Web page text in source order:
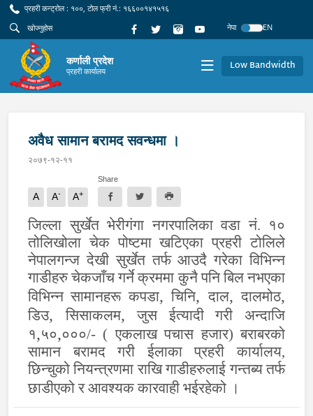
प्रहरी कन्ट्रोल : १००, टोल फ्री नं.: १६६००१४१५१६
नेपा
EN
कर्णाली प्रदेश
प्रहरी कार्यालय Low Bandwidth
अवैध सामान बरामद सवन्धमा ।
२०७९-१२-११
A A- A+
Share
जिल्ला सुर्खेत भेरीगंगा नगरपालिका वडा नं. १०
तोलिखोला चेक पोष्टमा खटिएका प्रहरी टोलिले
नेपालगन्ज देखी सुर्खेत तर्फ आउदै गरेका विभिन्न
गाडीहरु चेकजाँच गर्ने क्रममा कुनै पनि बिल नभएका
विभिन्न सामानहरू कपडा,चिनि,दाल,दालमोठ,
डिउ,सिसाकलम,जुस ईत्यादी गरी अन्दाजि
१,५०,०००/- ( एकलाख पचास हजार) बराबरको
सामान बरामद गरी ईलाका प्रहरी कार्यालय,
छिन्चुको नियन्त्रणमा राखि गाडीहरुलाई गन्तब्य तर्फ
छाडीएको र आवश्यक कारवाही भईरहेको ।